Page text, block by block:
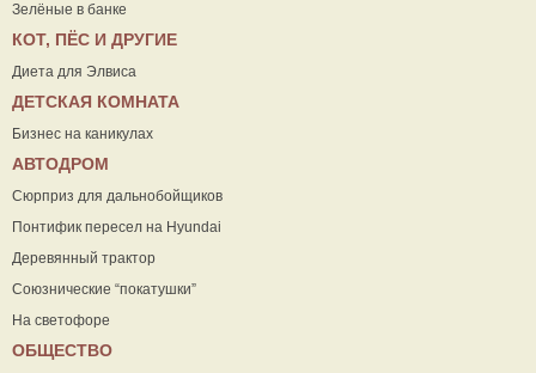
Зелёные в банке
КОТ, ПЁС И ДРУГИЕ
Диета для Элвиса
ДЕТСКАЯ КОМНАТА
Бизнес на каникулах
АВТОДРОМ
Сюрприз для дальнобойщиков
Понтифик пересел на Hyundai
Деревянный трактор
Союзнические “покатушки”
На светофоре
ОБЩЕСТВО